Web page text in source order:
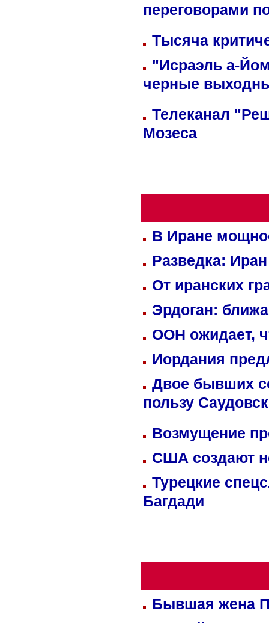
переговорами
Тысяча
"Исраэль а-
черные
Телеканал
Мозеса
В Иране
Разведка:
От иранских
Эрдоган:
ООН ожидает,
Иордания
Двое бывших
пользу
Возмущение
США создают
Турецкие
Багдади
Бывшая жена